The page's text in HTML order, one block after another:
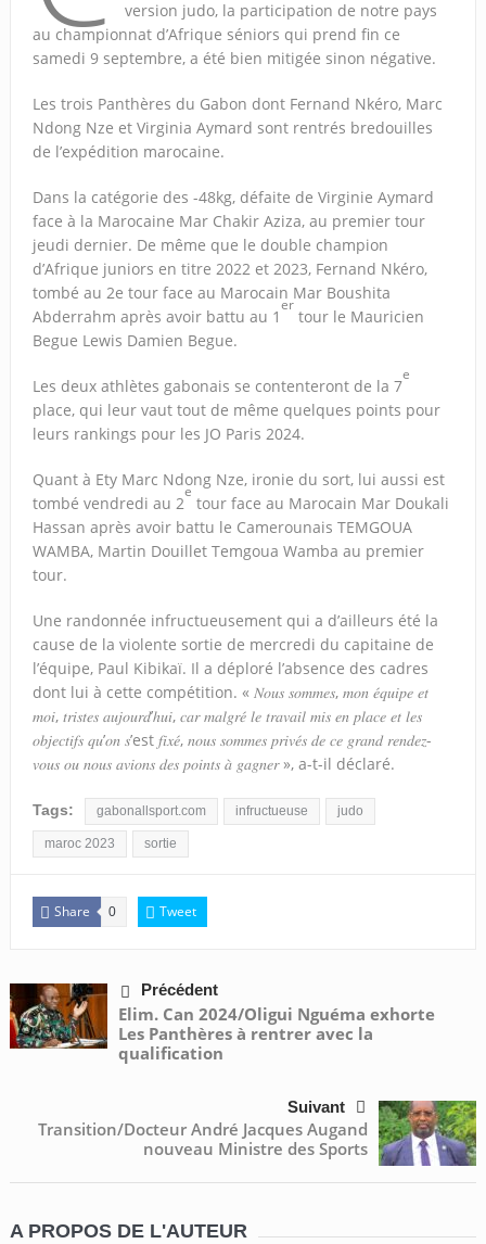
version judo, la participation de notre pays
au championnat d’Afrique séniors qui prend fin ce
samedi 9 septembre, a été bien mitigée sinon négative.
Les trois Panthères du Gabon dont Fernand Nkéro, Marc
Ndong Nze et Virginia Aymard sont rentrés bredouilles
de l’expédition marocaine.
Dans la catégorie des -48kg, défaite de Virginie Aymard
face à la Marocaine Mar Chakir Aziza, au premier tour
jeudi dernier. De même que le double champion
d’Afrique juniors en titre 2022 et 2023, Fernand Nkéro,
tombé au 2e tour face au Marocain Mar Boushita
Abderrahm après avoir battu au 1
er
tour le Mauricien
Begue Lewis Damien Begue.
Les deux athlètes gabonais se contenteront de la 7
e
place, qui leur vaut tout de même quelques points pour
leurs rankings pour les JO Paris 2024.
Quant à Ety Marc Ndong Nze, ironie du sort, lui aussi est
tombé vendredi au 2
e
tour face au Marocain Mar Doukali
Hassan après avoir battu le Camerounais TEMGOUA
WAMBA, Martin Douillet Temgoua Wamba au premier
tour.
Une randonnée infructueusement qui a d’ailleurs été la
cause de la violente sortie de mercredi du capitaine de
l’équipe, Paul Kibikaï. Il a déploré l’absence des cadres
dont lui à cette compétition. « 𝑁𝑜𝑢𝑠 𝑠𝑜𝑚𝑚𝑒𝑠, 𝑚𝑜𝑛 𝑒́𝑞𝑢𝑖𝑝𝑒 𝑒𝑡
𝑚𝑜𝑖, 𝑡𝑟𝑖𝑠𝑡𝑒𝑠 𝑎𝑢𝑗𝑜𝑢𝑟𝑑’ℎ𝑢𝑖, 𝑐𝑎𝑟 𝑚𝑎𝑙𝑔𝑟𝑒́ 𝑙𝑒 𝑡𝑟𝑎𝑣𝑎𝑖𝑙 𝑚𝑖𝑠 𝑒𝑛 𝑝𝑙𝑎𝑐𝑒 𝑒𝑡 𝑙𝑒𝑠
𝑜𝑏𝑗𝑒𝑐𝑡𝑖𝑓𝑠 𝑞𝑢’𝑜𝑛 𝑠’est 𝑓𝑖𝑥𝑒́, 𝑛𝑜𝑢𝑠 𝑠𝑜𝑚𝑚𝑒𝑠 𝑝𝑟𝑖𝑣𝑒́𝑠 𝑑𝑒 𝑐𝑒 𝑔𝑟𝑎𝑛𝑑 𝑟𝑒𝑛𝑑𝑒𝑧-
𝑣𝑜𝑢𝑠 𝑜𝑢 𝑛𝑜𝑢𝑠 𝑎𝑣𝑖𝑜𝑛𝑠 𝑑𝑒𝑠 𝑝𝑜𝑖𝑛𝑡𝑠 𝑎̀ 𝑔𝑎𝑔𝑛𝑒𝑟 », a-t-il déclaré.
Tags: gabonallsport.com infructueuse judo
maroc 2023 sortie
Share 0 Tweet
Précédent
Elim. Can 2024/Oligui Nguéma exhorte
Les Panthères à rentrer avec la
qualification
Suivant
Transition/Docteur André Jacques Augand
nouveau Ministre des Sports
A PROPOS DE L'AUTEUR